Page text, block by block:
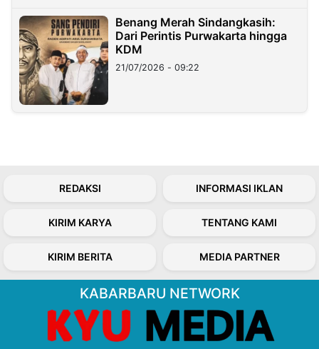
Benang Merah Sindangkasih:
Dari Perintis Purwakarta hingga
KDM
21/07/2026 - 09:22
REDAKSI INFORMASI IKLAN
KIRIM KARYA TENTANG KAMI
KIRIM BERITA MEDIA PARTNER
KABARBARU NETWORK